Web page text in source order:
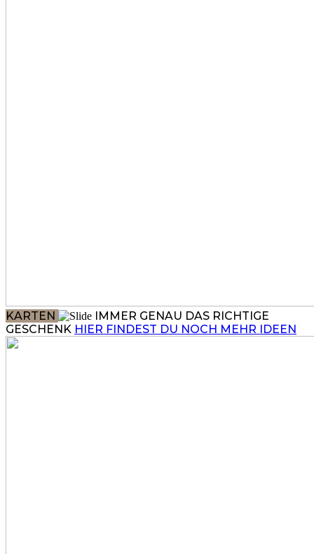
KARTEN
IMMER GENAU DAS RICHTIGE
GESCHENK HIER FINDEST DU NOCH MEHR IDEEN